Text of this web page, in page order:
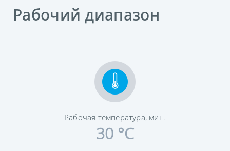
Рабочий диапазон
Рабочая температура, мин.
30 °C